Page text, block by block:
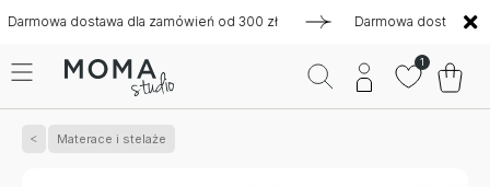
dostawa dla zamówień od 300 zł Darmowa dostawa dla
1
Materace i stelaże